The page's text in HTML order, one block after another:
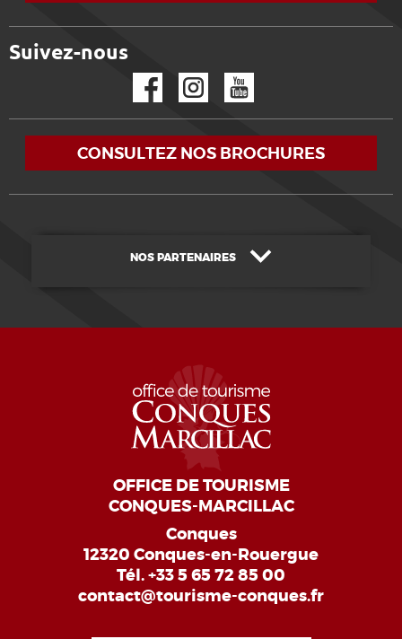
Suivez-nous
CONSULTEZ NOS BROCHURES
NOS PARTENAIRES
OFFICE DE TOURISME
CONQUES-MARCILLAC
Conques
12320 Conques-en-Rouergue
Tél.+33 5 65 72 85 00
contact@tourisme-conques.fr